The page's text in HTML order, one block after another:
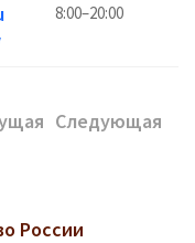
8:00–20:00
Следующая
России